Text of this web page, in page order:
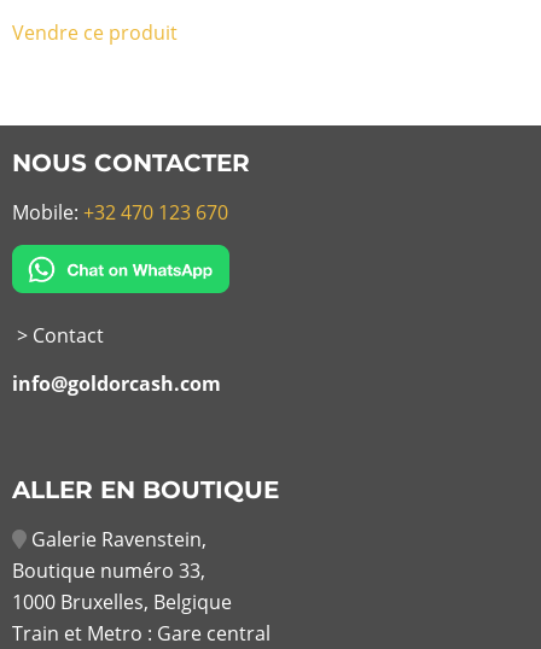
Vendre ce produit
NOUS CONTACTER
Mobile: +32 470 123 670
> Contact
info@goldorcash.com
ALLER EN BOUTIQUE
Galerie Ravenstein,
Boutique numéro 33,
1000 Bruxelles, Belgique
Train et Metro : Gare central